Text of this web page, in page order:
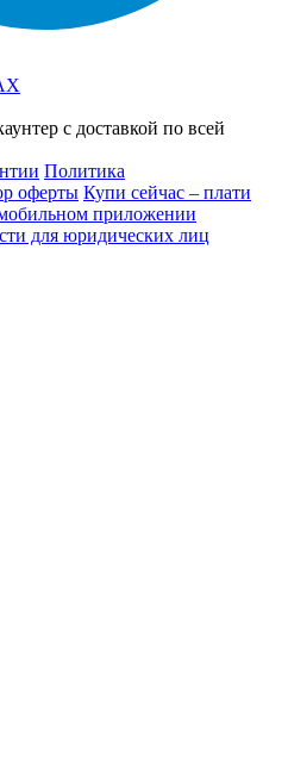
с доставкой по всей
Политика
оферты Купи сейчас – плати
приложении
для юридических лиц